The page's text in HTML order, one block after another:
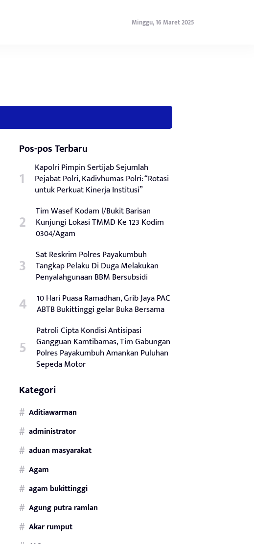
Minggu, 16 Maret 2025
Pos-pos Terbaru
Kapolri Pimpin Sertijab Sejumlah
Pejabat Polri, Kadivhumas Polri: “Rotasi
untuk Perkuat Kinerja Institusi”
Tim Wasef Kodam l/Bukit Barisan
Kunjungi Lokasi TMMD Ke 123 Kodim
0304/Agam
Sat Reskrim Polres Payakumbuh
Tangkap Pelaku Di Duga Melakukan
Penyalahgunaan BBM Bersubsidi
10 Hari Puasa Ramadhan, Grib Jaya PAC
ABTB Bukittinggi gelar Buka Bersama
Patroli Cipta Kondisi Antisipasi
Gangguan Kamtibamas, Tim Gabungan
Polres Payakumbuh Amankan Puluhan
Sepeda Motor
Kategori
Aditiawarman
administrator
aduan masyarakat
Agam
agam bukittinggi
Agung putra ramlan
Akar rumput